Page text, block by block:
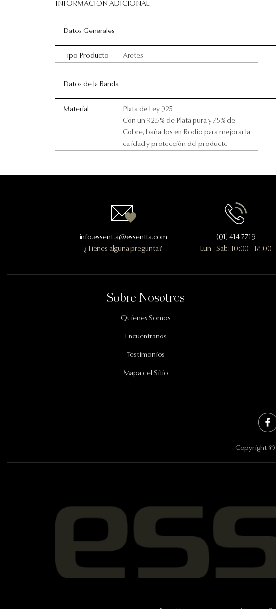
INFORMACIÓN ADICIONAL
Datos Generales
Tipo Producto Aretes
Datos de la Banda
Material
Plata de Ley 925
Con un 92.5% de Plata pura y 7.5% de
Cobre, bañados en Rodio para mejorar la
calidad y protección del producto
info.essentta@essentta.com
¿Tienes alguna pregunta?
(01) 414 7719
Lun - Sab: 10:00 - 18:00
Información Importante
Sobre Nosotros
Quienes Somos
Encuentranos
Testimonios
Mapa del Sitio
Copyright ©